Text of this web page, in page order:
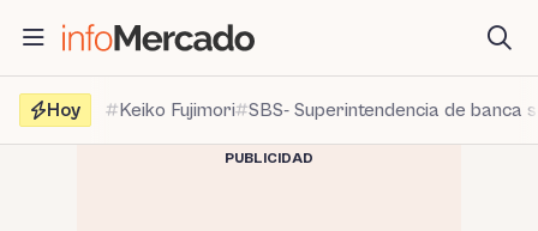
contenido
Hoy
Keiko Fujimori SBS- Superintendencia de banca
PUBLICIDAD